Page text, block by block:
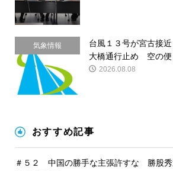
気象情報
台風１３号が宮古接
大橋通行止め 空の便
2026.08.08
おすすめ記事
＃５２ 中国の勝手な主張許すな 勝股秀